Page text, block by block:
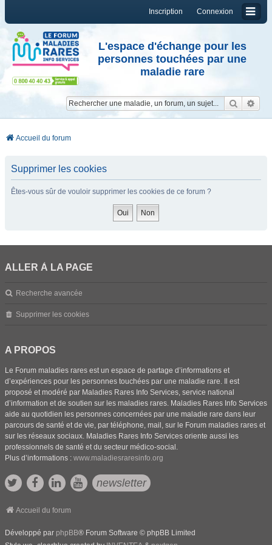
Connexion
Inscription
L'espace d'échange pour les
personnes touchées par une
maladie rare
Accueil du forum
Supprimer les cookies
Êtes-vous sûr de vouloir supprimer les cookies de ce forum ?
ALLER À LA PAGE
Recherche avancée
Supprimer les cookies
A PROPOS
Le Forum maladies rares est un espace de partage d’informations et
d’expériences pour les personnes touchées par une maladie rare. Il est
proposé et modéré par Maladies Rares Info Services, service national
d’information et de soutien sur les maladies rares. Maladies Rares Info Services
aide au quotidien les personnes concernées par une maladie rare dans leur
parcours de santé et de vie, par téléphone, mail, sur le Forum maladies rares et
sur les réseaux sociaux. Maladies Rares Info Services oriente aussi les
professionnels de santé et du secteur médico-social.
Plus d’informations : www.maladiesraresinfo.org
newsletter
Accueil du forum
Développé par phpBB® Forum Software © phpBB Limited